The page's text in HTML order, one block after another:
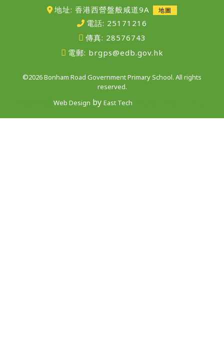
地址: 香港西營盤般咸道9A 地圖
電話: 25171216
傳真: 28576743
電郵: brgps@edb.gov.hk
©2026 Bonham Road Government Primary School. All rights
reserved.
Web Design by East Tech